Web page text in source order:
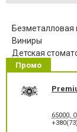
Безметалловая
Виниры
Детская
Зубные протезы
Компьютерная
зубов
Промо
65000,